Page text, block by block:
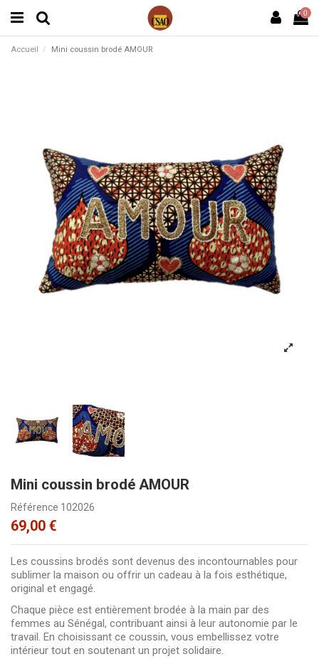
0
Accueil Mini coussin brodé AMOUR
Mini coussin brodé AMOUR
Référence 102026
69,00 €
Les coussins brodés sont devenus des incontournables pour
sublimer la maison ou offrir un cadeau à la fois esthétique,
original et engagé.
Chaque pièce est entièrement brodée à la main par des
femmes au Sénégal, contribuant ainsi à leur autonomie par le
travail. En choisissant ce coussin, vous embellissez votre
intérieur tout en soutenant un projet solidaire.